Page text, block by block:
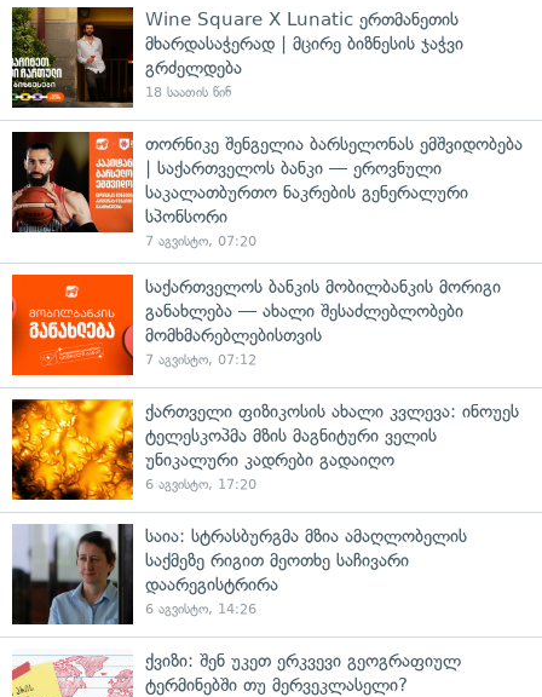
Wine Square X Lunatic ერთმანეთის
მხარდასაჭერად | მცირე ბიზნესის ჯაჭვი
გრძელდება
18 საათის წინ
თორნიკე შენგელია ბარსელონას ემშვიდობება
| საქართველოს ბანკი — ეროვნული
საკალათბურთო ნაკრების გენერალური
სპონსორი
7 აგვისტო, 07:20
საქართველოს ბანკის მობილბანკის მორიგი
განახლება — ახალი შესაძლებლობები
მომხმარებლებისთვის
7 აგვისტო, 07:12
ქართველი ფიზიკოსის ახალი კვლევა: ინოუეს
ტელესკოპმა მზის მაგნიტური ველის
უნიკალური კადრები გადაიღო
6 აგვისტო, 17:20
საია: სტრასბურგმა მზია ამაღლობელის
საქმეზე რიგით მეოთხე საჩივარი
დაარეგისტრირა
6 აგვისტო, 14:26
ქვიზი: შენ უკეთ ერკვევი გეოგრაფიულ
ტერმინებში თუ მერვეკლასელი?